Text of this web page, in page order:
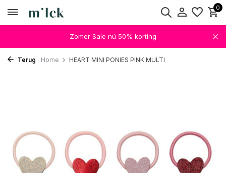
0
Zomer Sale nú 50% korting
Terug Home HEART MINI PONIES PINK MULTI